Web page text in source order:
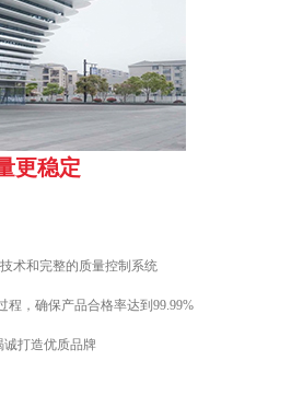
更稳定
术和完整的质量控制系统
程，确保产品合格率达到99.99%
打造优质品牌